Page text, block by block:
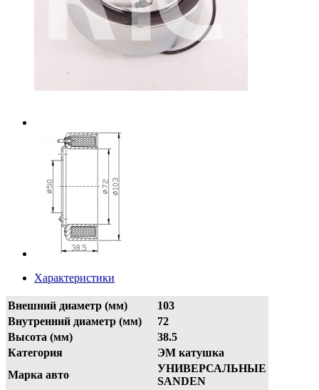
Характеристики
Внешний диаметр (мм)
103
Внутренний диаметр (мм)
72
Высота (мм)
38.5
Категория
ЭМ катушка
Марка авто
УНИВЕРСАЛЬНЫЕ
SANDEN